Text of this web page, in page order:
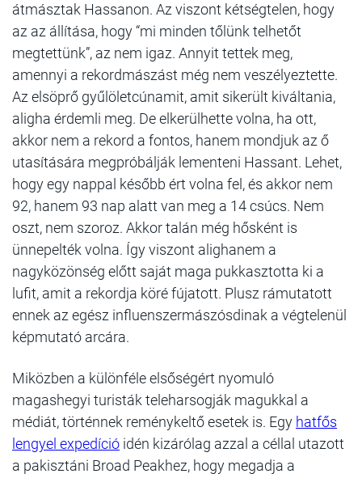
átmásztak Hassanon. Az viszont kétségtelen, hogy
az az állítása, hogy “mi minden tőlünk telhetőt
megtettünk”, az nem igaz. Annyit tettek meg,
amennyi a rekordmászást még nem veszélyeztette.
Az elsöprő gyűlöletcúnamit, amit sikerült kiváltania,
aligha érdemli meg. De elkerülhette volna, ha ott,
akkor nem a rekord a fontos, hanem mondjuk az ő
utasítására megpróbálják lementeni Hassant. Lehet,
hogy egy nappal később ért volna fel, és akkor nem
92, hanem 93 nap alatt van meg a 14 csúcs. Nem
oszt, nem szoroz. Akkor talán még hősként is
ünnepelték volna. Így viszont alighanem a
nagyközönség előtt saját maga pukkasztotta ki a
lufit, amit a rekordja köré fújatott. Plusz rámutatott
ennek az egész influenszermászósdinak a végtelenül
képmutató arcára.
Miközben a különféle elsőségért nyomuló
magashegyi turisták teleharsogják magukkal a
médiát, történnek reménykeltő esetek is. Egy hatfős
lengyel expedíció idén kizárólag azzal a céllal utazott
a pakisztáni Broad Peakhez, hogy megadja a